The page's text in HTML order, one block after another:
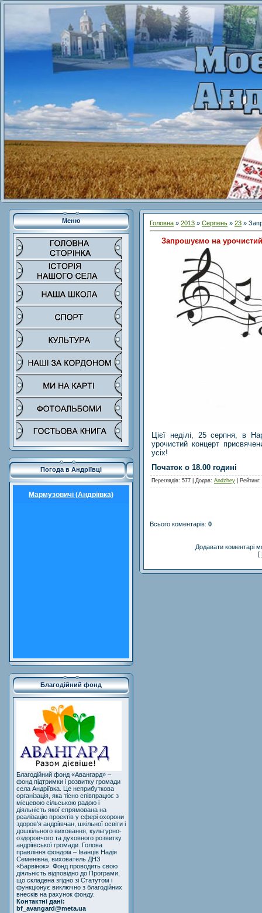
Меню
Погода в Андріївці
Мармузовичі (Андріївка)
Благодійний фонд
Благодійний фонд «Авангард» –
фонд підтримки і розвитку громади
села Андріївка. Це неприбуткова
організація, яка тісно співпрацює з
місцевою сільською радою і
діяльність якої спрямована на
реалізацію проектів у сфері охорони
здоров'я андріївчан, шкільної освіти і
дошкільного виховання, культурно-
оздоровчого та духовного розвитку
андріївської громади. Голова
правління фондом – Іванців Надія
Семенівна, вихователь ДНЗ
«Барвінок». Фонд проводить свою
діяльність відповідно до Програми,
що складена згідно зі Статутом і
функціонує виключно з благодійних
внесків на рахунок фонду.
Контактні дані:
bf_avangard@meta.ua
Головна » 2013 » Серпень » 23 »
Запрошуємо на
Цієї неділі, 25 серпня, в
урочистий концерт
усіх!
Початок о 18.00 годині
Переглядів: 577 | Додав: Andzhey Рейтинг:
Всього коментарів: 0
Додавати коментарі
[